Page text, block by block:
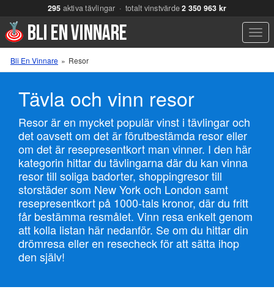
295 aktiva tävlingar · totalt vinstvärde2 350 963 kr
Bli En Vinnare » Resor
Tävla och vinn resor
Resor är en mycket populär vinst i tävlingar och
det oavsett om det är förutbestämda resor eller
om det är resepresentkort man vinner. I den här
kategorin hittar du tävlingarna där du kan vinna
resor till soliga badorter, shoppingresor till
storstäder som New York och London samt
resepresentkort på 1000-tals kronor, där du fritt
får bestämma resmålet. Vinn resa enkelt genom
att kolla listan här nedanför. Se om du hittar din
drömresa eller en resecheck för att sätta ihop
den själv!